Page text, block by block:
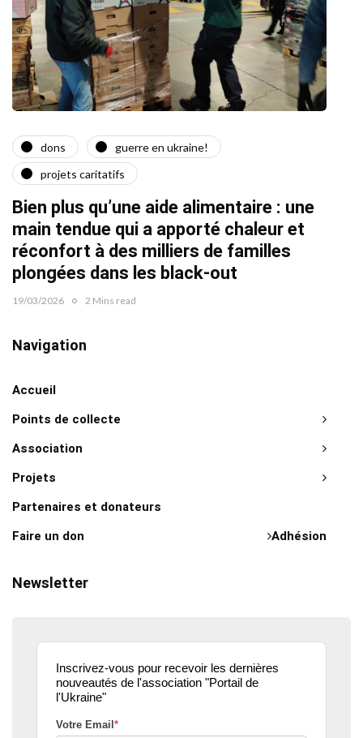
dons
guerre en ukraine!
projets caritatifs
Bien plus qu’une aide alimentaire : une
main tendue qui a apporté chaleur et
réconfort à des milliers de familles
plongées dans les black-out
19/03/2026 2 Mins read
Navigation
Accueil
Points de collecte
Association
Projets
Partenaires et donateurs
Adhésion
Faire un don
Newsletter
Inscrivez-vous pour recevoir les dernières
nouveautés de l'association "Portail de
l'Ukraine"
Votre Email *